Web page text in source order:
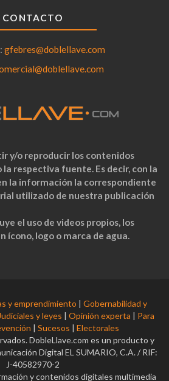
CONTACTO
gfebres@doblellave.com
y/o reproducir los contenidos
respectiva fuente. Es decir, con la
la información la correspondiente
utilizado de nuestra publicación
el uso de videos propios, los
ícono, logo o marca de agua.
y emprendimiento | Gobernabilidad y
Judiciales y leyes | Opinión experta | Para
| Sucesos | Electorales
DobleLlave.com es un producto y
Digital EL SUMARIO, C.A. / RIF:
J-40582970-2
y contenidos digitales multimedia